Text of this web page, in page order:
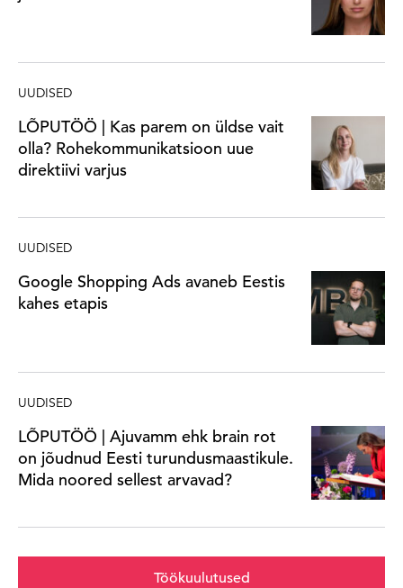
UUDISED
LÕPUTÖÖ | Kas parem on üldse vait
olla? Rohekommunikatsioon uue
direktiivi varjus
UUDISED
Google Shopping Ads avaneb Eestis
kahes etapis
UUDISED
LÕPUTÖÖ | Ajuvamm ehk brain rot
on jõudnud Eesti turundusmaastikule.
Mida noored sellest arvavad?
Töökuulutused